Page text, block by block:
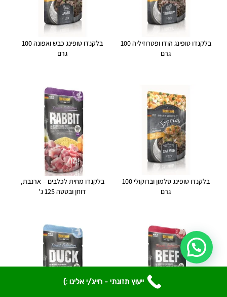
בלקנדו טופינג הודו ופטרוזיליה 100
גרם
בלקנדו טופינג כבש ואפונה 100
גרם
בלקנדו טופינג סלמון וברוקולי 100
גרם
בלקנדו מחית לכלבים – ארנבת,
דוחן ובטטה 125 ג'
ייעוץ תזונתי - חייג/י אלינו :)